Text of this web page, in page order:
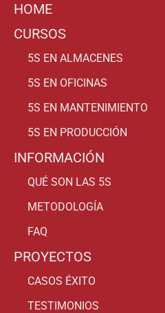
HOME
CURSOS
5S EN ALMACENES
5S EN OFICINAS
5S EN MANTENIMIENTO
5S EN PRODUCCIÓN
INFORMACIÓN
QUÉ SON LAS 5S
METODOLOGÍA
FAQ
PROYECTOS
CASOS ÉXITO
TESTIMONIOS